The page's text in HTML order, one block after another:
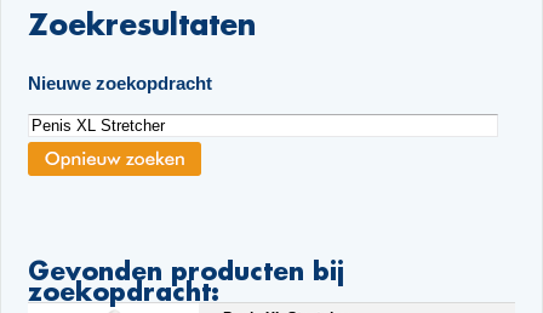
Zoekresultaten
Nieuwe zoekopdracht
Gevonden producten bij
zoekopdracht: